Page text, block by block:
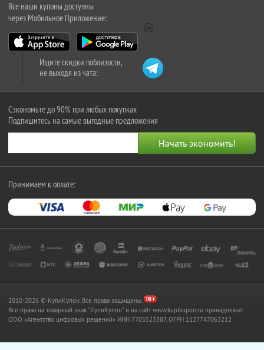
Все наши купоны доступны
через Мобильное Приложение:
Ищите скидки поблизости,
не выходя из чата:
Сэкономьте до 90% при любых покупках
Подпишитесь на самые выгодные предложения
Принимаем к оплате:
2010-2026 © КупиКупон. Все права защищены.
Все права на товарный знак "КупиКупон" и на сайт www.kupikupon.ru принадлежат
OOO «Агентство цифровых решений» ИНН 7705523387, ОГРН 1127747063212